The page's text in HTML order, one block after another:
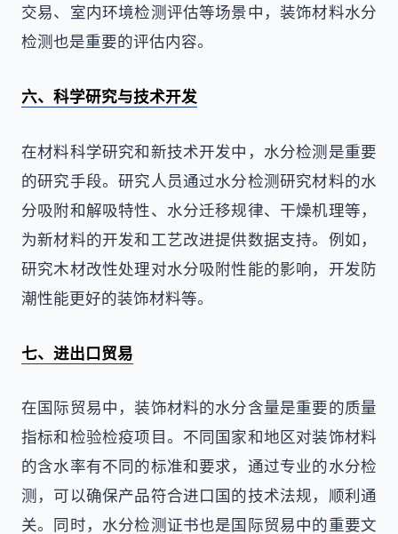
交易、室内环境检测评估等场景中，装饰材料水分
检测也是重要的评估内容。
六、科学研究与技术开发
在材料科学研究和新技术开发中，水分检测是重要
的研究手段。研究人员通过水分检测研究材料的水
分吸附和解吸特性、水分迁移规律、干燥机理等，
为新材料的开发和工艺改进提供数据支持。例如，
研究木材改性处理对水分吸附性能的影响，开发防
潮性能更好的装饰材料等。
七、进出口贸易
在国际贸易中，装饰材料的水分含量是重要的质量
指标和检验检疫项目。不同国家和地区对装饰材料
的含水率有不同的标准和要求，通过专业的水分检
测，可以确保产品符合进口国的技术法规，顺利通
关。同时，水分检测证书也是国际贸易中的重要文